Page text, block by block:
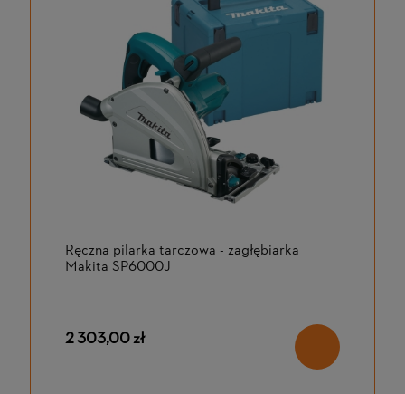
Ręczna pilarka tarczowa - zagłębiarka
Makita SP6000J
2 303,00 zł